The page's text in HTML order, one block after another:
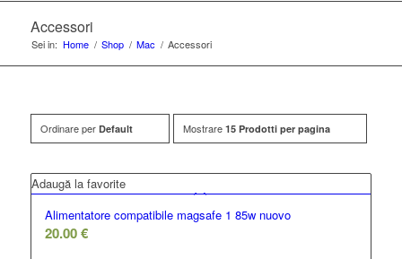
Accessori
Sei in: Home / Shop / Mac / Accessori
Ordinare per Default Mostrare 15 Prodotti per pagina
Adaugă la favorite
Alimentatore compatibile magsafe 1 85w nuovo
20.00€